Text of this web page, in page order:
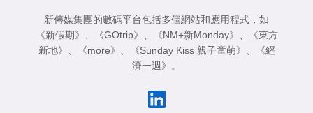
新傳媒集團的數碼平台包括多個網站和應用程式，如
《新假期》
《GOtrip》 《NM+新Monday》
《東方
新地》
《more》 《Sunday Kiss 親子童萌》
《經
濟一週》
。